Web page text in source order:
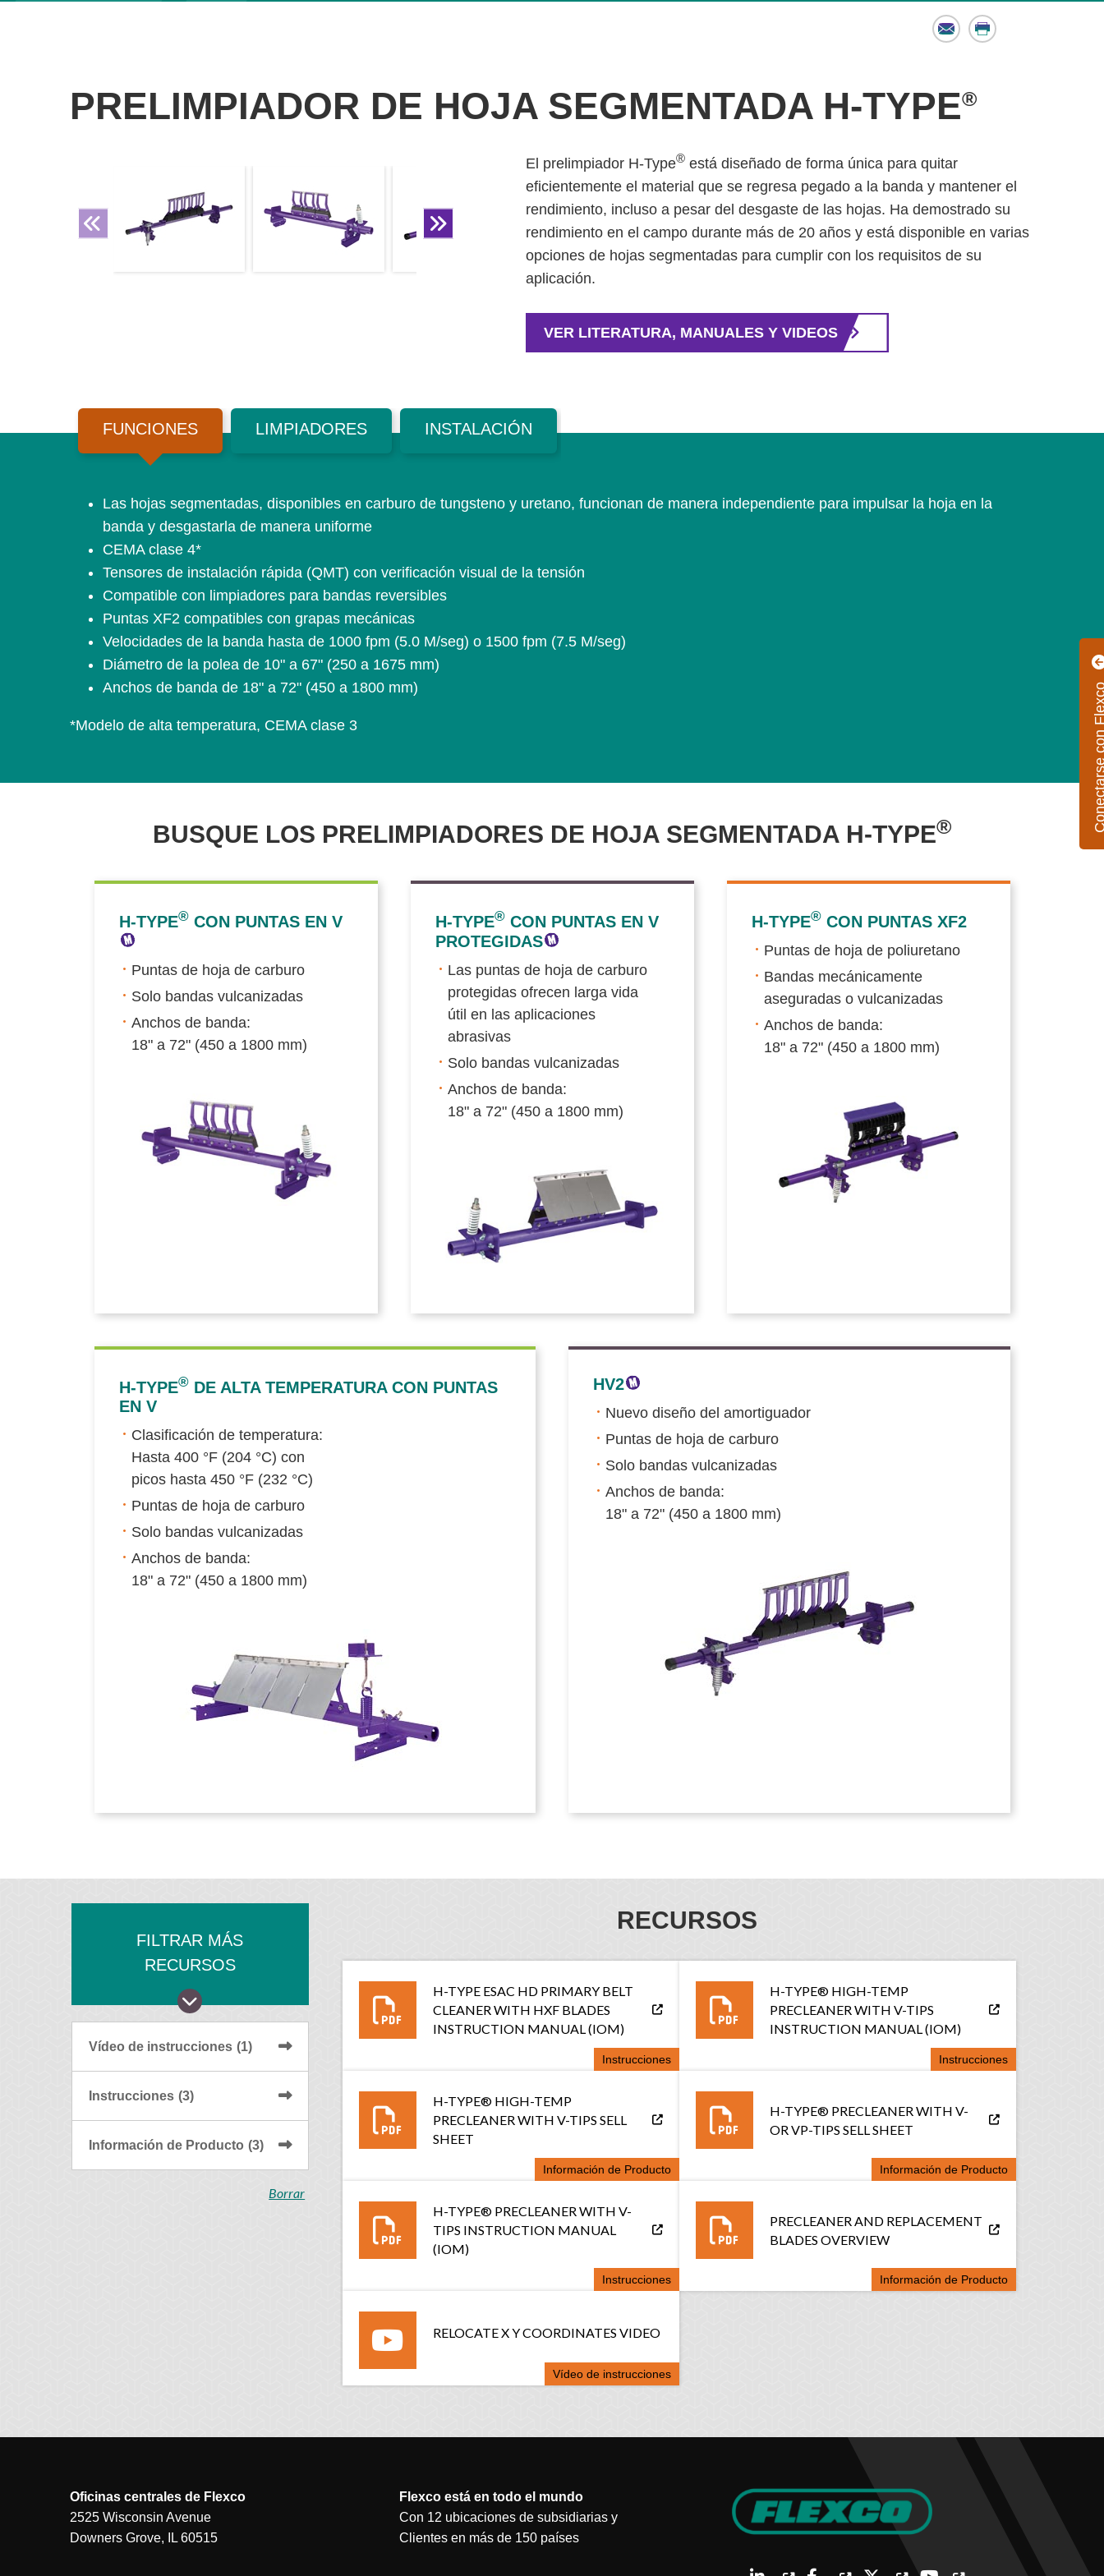
Email Print
PRELIMPIADOR DE HOJA SEGMENTADA H-TYPE®
El prelimpiador H-Type®está diseñado de forma única para quitar
eficientemente el material que se regresa pegado a la banda y mantener el
rendimiento, incluso a pesar del desgaste de las hojas. Ha demostrado su
rendimiento en el campo durante más de 20 años y está disponible en varias
opciones de hojas segmentadas para cumplir con los requisitos de su
aplicación.
VER LITERATURA, MANUALES Y VIDEOS
FUNCIONES LIMPIADORES INSTALACIÓN
Las hojas segmentadas, disponibles en carburo de tungsteno y uretano, funcionan de manera independiente para impulsar la hoja en la
banda y desgastarla de manera uniforme
CEMA clase 4*
Tensores de instalación rápida (QMT) con verificación visual de la tensión
Compatible con limpiadores para bandas reversibles
Puntas XF2 compatibles con grapas mecánicas
Velocidades de la banda hasta de 1000 fpm (5.0 M/seg) o 1500 fpm (7.5 M/seg)
Diámetro de la polea de 10" a 67" (250 a 1675 mm)
Anchos de banda de 18" a 72" (450 a 1800 mm)
*Modelo de alta temperatura, CEMA clase 3
BUSQUE LOS PRELIMPIADORES DE HOJA SEGMENTADA H-TYPE®
H-TYPE®CON PUNTAS EN V
Puntas de hoja de carburo
Solo bandas vulcanizadas
Anchos de banda:
18" a 72" (450 a 1800 mm)
H-TYPE®CON PUNTAS EN V
PROTEGIDAS
Las puntas de hoja de carburo
protegidas ofrecen larga vida
útil en las aplicaciones
abrasivas
Solo bandas vulcanizadas
Anchos de banda:
18" a 72" (450 a 1800 mm)
H-TYPE®CON PUNTAS XF2
Puntas de hoja de poliuretano
Bandas mecánicamente
aseguradas o vulcanizadas
Anchos de banda:
18" a 72" (450 a 1800 mm)
H-TYPE®DE ALTA TEMPERATURA CON PUNTAS
EN V
Clasificación de temperatura:
Hasta 400 °F (204 °C) con
picos hasta 450 °F (232 °C)
Puntas de hoja de carburo
Solo bandas vulcanizadas
Anchos de banda:
18" a 72" (450 a 1800 mm)
HV2
Nuevo diseño del amortiguador
Puntas de hoja de carburo
Solo bandas vulcanizadas
Anchos de banda:
18" a 72" (450 a 1800 mm)
FILTRAR MÁS
RECURSOS
Vídeo de instrucciones (1)
Instrucciones (3)
Información de Producto (3)
Borrar
RECURSOS
H-TYPE ESAC HD PRIMARY BELT
CLEANER WITH HXF BLADES
INSTRUCTION MANUAL (IOM)
Instrucciones
H-TYPE® HIGH-TEMP
PRECLEANER WITH V-TIPS
INSTRUCTION MANUAL (IOM)
Instrucciones
H-TYPE® HIGH-TEMP
PRECLEANER WITH V-TIPS SELL
SHEET
Información de Producto
H-TYPE® PRECLEANER WITH V-
OR VP-TIPS SELL SHEET
Información de Producto
H-TYPE® PRECLEANER WITH V-
TIPS INSTRUCTION MANUAL
(IOM)
Instrucciones
PRECLEANER AND REPLACEMENT
BLADES OVERVIEW
Información de Producto
RELOCATE X Y COORDINATES VIDEO
Vídeo de instrucciones
Oficinas centrales de Flexco
2525 Wisconsin Avenue
Downers Grove, IL 60515
Flexco está en todo el mundo
Con 12 ubicaciones de subsidiarias y
Clientes en más de 150 países